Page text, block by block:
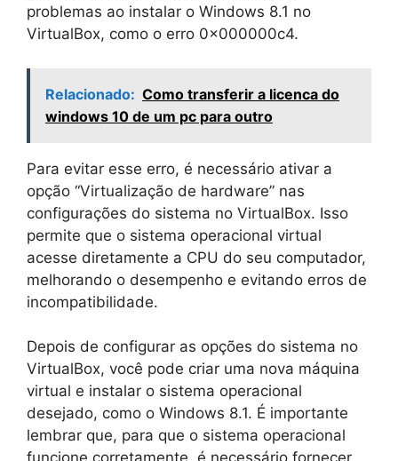
problemas ao instalar o Windows 8.1 no
VirtualBox, como o erro 0x000000c4.
Relacionado: Como transferir a licenca do
windows 10 de um pc para outro
Para evitar esse erro, é necessário ativar a
opção “Virtualização de hardware” nas
configurações do sistema no VirtualBox. Isso
permite que o sistema operacional virtual
acesse diretamente a CPU do seu computador,
melhorando o desempenho e evitando erros de
incompatibilidade.
Depois de configurar as opções do sistema no
VirtualBox, você pode criar uma nova máquina
virtual e instalar o sistema operacional
desejado, como o Windows 8.1. É importante
lembrar que, para que o sistema operacional